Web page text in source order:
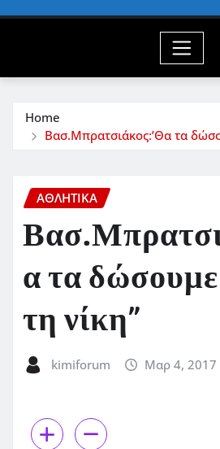
Home
Βασ.Μπρατσιάκος:’Θα τα
ΑΘΛΗΤΙΚΑ
α τα
τη νίκη”
kimiforum Μαρ 4, 2017